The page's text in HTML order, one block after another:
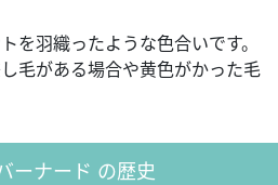
を羽織ったような色合いです。
毛がある場合や黄色がかった毛
ーナード の歴史